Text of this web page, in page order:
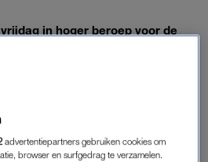
in hoger beroep voor de
voeren in het kader van
op verdenking van het geven
liquidaties. De rechtbank
die straf ook in hoger beroep
advertentiepartners gebruiken cookies om
browser en surfgedrag te verzamelen.